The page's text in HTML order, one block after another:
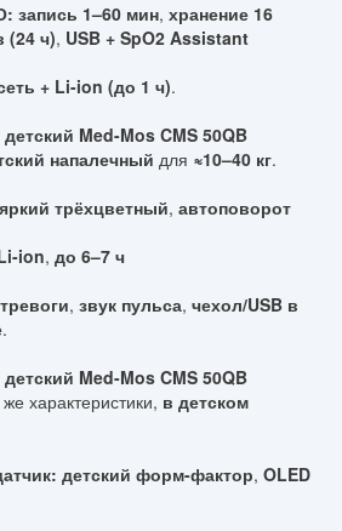
запись 1–60 мин, хранение 16
(24 ч), USB + SpO2 Assistant
+ Li-ion (до 1 ч).
Med-Mos CMS 50QB
напалечный для ≈10–40 кг.
яркий трёхцветный, автоповорот
ion, до 6–7 ч
тревоги, звук пульса, чехол/USB в
.
Med-Mos CMS 50QB
характеристики, в детском
детский форм-фактор, OLED